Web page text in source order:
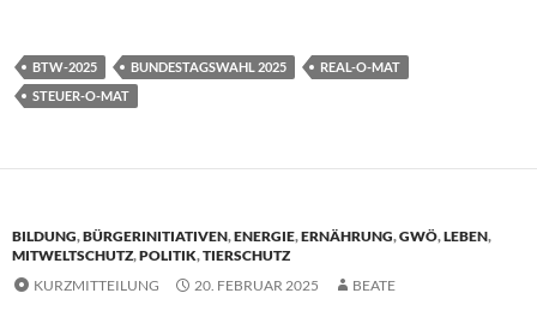
BTW-2025 BUNDESTAGSWAHL 2025
REAL-O-MAT
STEUER-O-MAT
BILDUNG,BÜRGERINITIATIVEN,ENERGIE,ERNÄHRUNG,GWÖ,LEBEN,
MITWELTSCHUTZ,POLITIK,TIERSCHUTZ
KURZMITTEILUNG
20. FEBRUAR 2025 BEATE